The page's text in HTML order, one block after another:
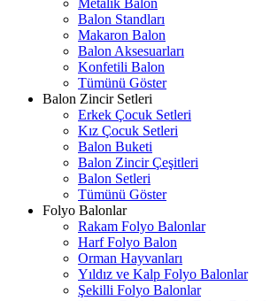
Balon Standları
Makaron Balon
Balon Aksesuarları
Konfetili Balon
Tümünü Göster
Balon Zincir Setleri
Erkek Çocuk Setleri
Kız Çocuk Setleri
Balon Buketi
Balon Zincir Çeşitleri
Balon Setleri
Tümünü Göster
Folyo Balonlar
Rakam Folyo Balonlar
Harf Folyo Balon
Orman Hayvanları
Yıldız ve Kalp Folyo Balonlar
Şekilli Folyo Balonlar